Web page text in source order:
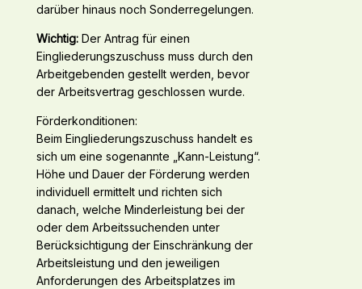
darüber hinaus noch Sonderregelungen.
Wichtig:Der Antrag für einen
Eingliederungszuschuss muss durch den
Arbeitgebenden gestellt werden, bevor
der Arbeitsvertrag geschlossen wurde.
Förderkonditionen:
Beim Eingliederungszuschuss handelt es
sich um eine sogenannte „Kann-Leistung“.
Höhe und Dauer der Förderung werden
individuell ermittelt und richten sich
danach, welche Minderleistung bei der
oder dem Arbeitssuchenden unter
Berücksichtigung der Einschränkung der
Arbeitsleistung und den jeweiligen
Anforderungen des Arbeitsplatzes im